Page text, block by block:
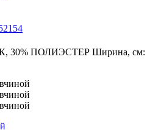
30% ПОЛИЭСТЕР Ширина, см: